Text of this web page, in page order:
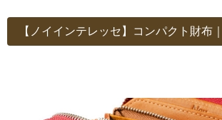
【ノイインテレッセ】コンパクト財布